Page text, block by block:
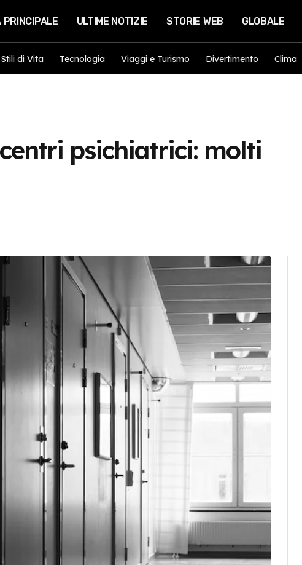
PRINCIPALE ULTIME NOTIZIE STORIE WEB GLOBALE
Stili di Vita Tecnologia Viaggi e Turismo Divertimento Clima
psichiatrici: molti